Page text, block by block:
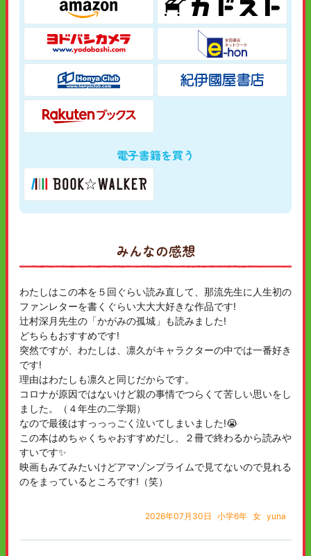
電子書籍を買う
みんなの感想
わたしはこの本を５回ぐらい読み直して、那流先生に人生初の
ファンレターを書くぐらい大大大好きな作品です!
辻村深月先生の「かがみの孤城」も読みました!
どちらもおすすめです!
突然ですが、わたしは、凛久がキャラクターの中では一番好き
です!
理由はわたしも凛久と同じだからです。
コロナが原因ではないけど親の事情でつらくて苦しい思いをし
ました。（４年生の二学期）
なので最後はすっっっごく泣いてしまいました!😭
この本はめちゃくちゃおすすめだし、２冊で終わるから読みや
すいです✨️
映画もみてみたいけどアマゾンプライムで見てないので見れる
のをまっているところです!（笑）
2026年07月30日 小学6年 女 yuna